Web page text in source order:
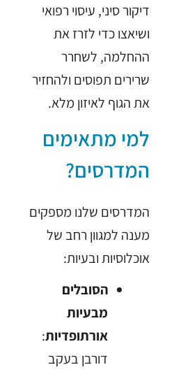
דיקור סיני, עיסוי רפואי
ושיאצו כדי לזרז את
ההחלמה, לשחרר
שרירים תפוסים ולהחזיר
את הגוף לאיזון מלא.
למי מתאימים
המדרסים?
המדרסים שלנו מספקים
מענה למגוון רחב של
אוכלוסיות ובעיות:
הסובלים
מבעיות
אורתופדיות:
דורבן בעקב